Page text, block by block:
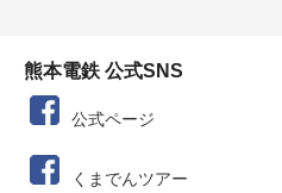
熊本電鉄 公式SNS
公式ページ
くまでんツアー